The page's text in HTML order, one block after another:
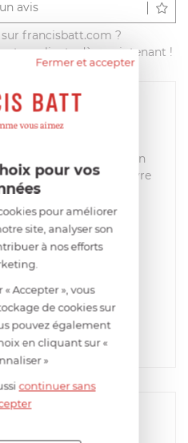
avis
francisbatt.com ?
clients dès maintenant !
mains j'avais de plus en
, là j'ai trouvé l'ouvre
vous offrir une
Fermer et accepter
pour vos
pour améliorer
site, analyser son
à nos efforts
Accepter », vous
de cookies sur
pouvez également
en cliquant sur «
»
continuer sans